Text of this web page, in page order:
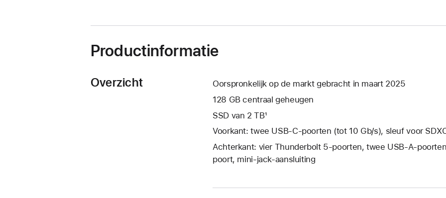
venster
Productinformatie
Overzicht
Oorspronkelijk op de markt gebracht in maart 2025
128 GB centraal geheugen
SSD van 2 TB¹
Voorkant: twee USB‑C-poorten (tot 10 Gb/s), sleuf voor
Achterkant: vier Thunderbolt 5-poorten, twee USB‑A-
poort, mini‑jack-aansluiting